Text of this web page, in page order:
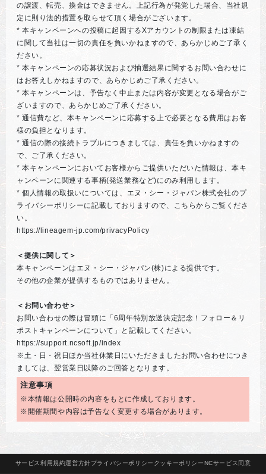
の譲渡、転売、換金はできません。上記行為が発覚した場合、当社規
定に則り法的措置を取らせて頂く場合がございます。
* 本キャンペーンへの投稿に起因するXアカウントの制限または凍結
に関して当社は一切の責任を負いかねますので、あらかじめご了承く
ださい。
* 本キャンペーンの応募状況および抽選結果に関するお問い合わせに
はお答えしかねますので、あらかじめご了承ください。
* 本キャンペーンは、予告なく中止または内容が変更となる場合がご
ざいますので、あらかじめご了承ください。
* 通信費など、本キャンペーンに応募する上で必要となる費用はお客
様の負担となります。
* 通信の際の接続トラブルにつきましては、責任を負いかねますの
で、ご了承ください。
* 本キャンペーンにおいてお客様からご提供いただいた情報は、本キ
ャンペーンに関連する事柄(発送業務など)にのみ利用します。
* 個人情報の取扱いについては、エヌ・シー・ジャパン株式会社のプ
ライバシーポリシーに記載しておりますので、こちらからご覧くださ
い。
https://lineagem-jp.com/privacyPolicy
＜提供に関して＞
本キャンペーンはエヌ・シー・ジャパン(株)による提供です。
その他の企業が提供するものではありません。
＜お問い合わせ＞
お問い合わせの際は冒頭に「6周年特別放送決定記念！フォロー＆リ
ポストキャンペーンについて」と記載してください。
https://support.ncsoft.jp/index
※土・日・祝日ほか当社休業日にいただきましたお問い合わせにつき
ましては、翌営業日以降のご回答となります。
注意事項
※本情報は公開時の内容をもとに作成しております。
※開催期間や内容は予告なく変更する場合があります。
サービス 利用規約運営方針プライバシーポリシー クッキーポリシーNCサービス 同意